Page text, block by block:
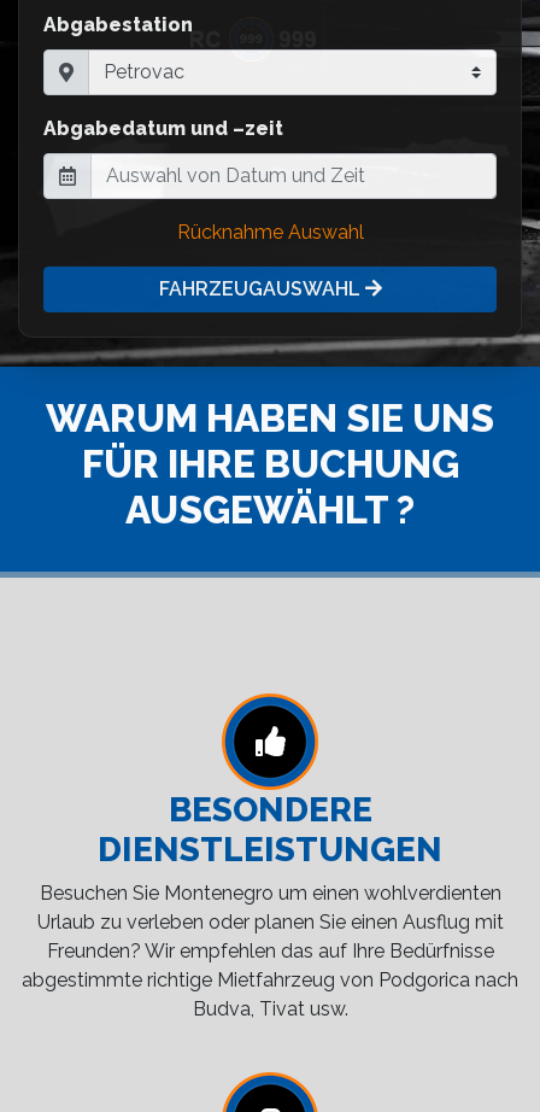
Abgabestation
Abgabedatum und –zeit
Rücknahme Auswahl
FAHRZEUGAUSWAHL
WARUM HABEN SIE UNS
FÜR IHRE BUCHUNG
AUSGEWÄHLT ?
BESONDERE
DIENSTLEISTUNGEN
Besuchen Sie Montenegro um einen wohlverdienten
Urlaub zu verleben oder planen Sie einen Ausflug mit
Freunden? Wir empfehlen das auf Ihre Bedürfnisse
abgestimmte richtige Mietfahrzeug von Podgorica nach
Budva, Tivat usw.